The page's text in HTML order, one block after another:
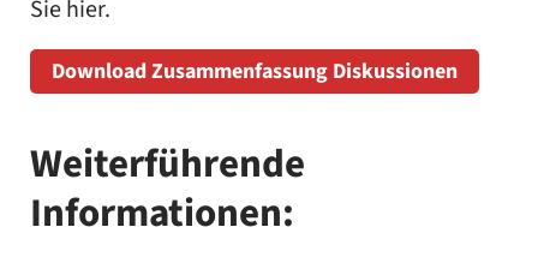
Sie hier.
Download Zusammenfassung Diskussionen
Weiterführende
Informationen: